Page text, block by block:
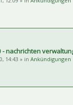
nachrichten
14:43 » in Ankündigungen